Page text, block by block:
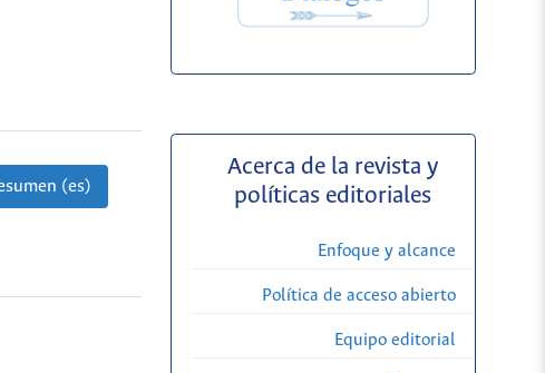
(es)
Acerca de la revista y
políticas editoriales
Enfoque y alcance
Política de acceso abierto
Equipo editorial